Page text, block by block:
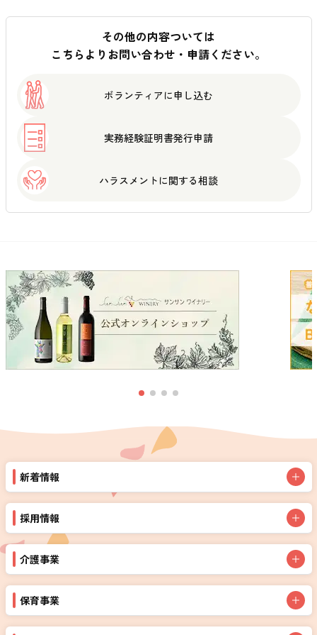
その他の内容ついては
こちらよりお問い合わせ・申請ください。
ボランティアに申し込む
実務経験証明書発行申請
ハラスメントに関する相談
新着情報
採用情報
介護事業
保育事業